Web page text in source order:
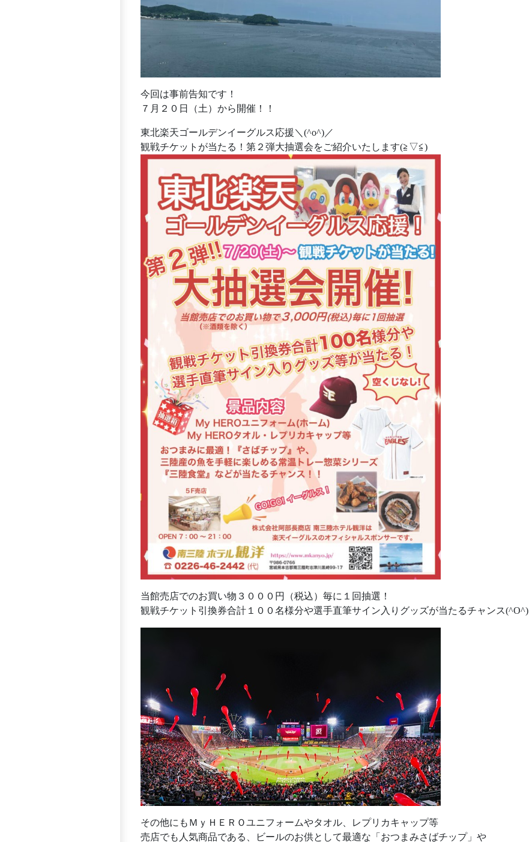
今回は事前告知です！
７月２０日（土）から開催！！
東北楽天ゴールデンイーグルス応援＼(^o^)／
観戦チケットが当たる！第２弾大抽選会をご紹介いたします(≧▽≦)
当館売店でのお買い物３０００円（税込）毎に１回抽選！
観戦チケット引換券合計１００名様分や選手直筆サイン入りグッズが当たるチャンス(^O^)
その他にもＭｙＨＥＲＯユニフォームやタオル、レプリカキャップ等
売店でも人気商品である、ビールのお供として最適な「おつまみさばチップ」や